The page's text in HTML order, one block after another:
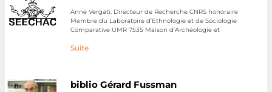
Anne Vergati, Directeur de Recherche CNRS honoraire
Membre du Laboratoire d’Ethnologie et de Sociologie
Comparative UMR 7535 Maison d’Archéologie et
Suite
biblio Gérard Fussman